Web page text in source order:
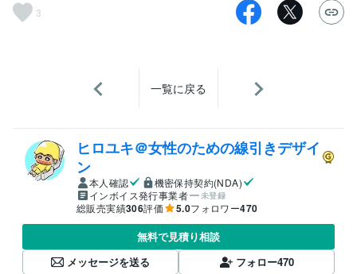
3
一覧に戻る
ヒロユキ＠女性のための線引きデザイ
ン
本人確認
機密保持契約(NDA)
インボイス発行事業者
未登録
総販売実績306評価 5.0フォロワー470
無料で見積り相談
メッセージを送る
フォロー470